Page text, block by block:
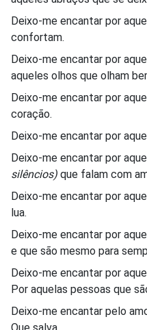
Deixo-me encantar por
confortam.
Deixo-me encantar por
aqueles olhos que olham
Deixo-me encantar por
coração.
Deixo-me encantar por
Deixo-me encantar por
silêncios) que falam com
Deixo-me encantar por
lua.
Deixo-me encantar por
e que são mesmo para
Deixo-me encantar por
Por aquelas pessoas que
Deixo-me encantar pelo